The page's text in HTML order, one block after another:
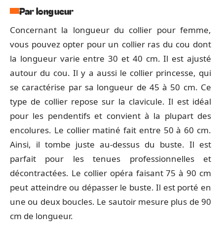
Par longueur
Concernant la longueur du collier pour femme,
vous pouvez opter pour un collier ras du cou dont
la longueur varie entre 30 et 40 cm. Il est ajusté
autour du cou. Il y a aussi le collier princesse, qui
se caractérise par sa longueur de 45 à 50 cm. Ce
type de collier repose sur la clavicule. Il est idéal
pour les pendentifs et convient à la plupart des
encolures. Le collier matiné fait entre 50 à 60 cm.
Ainsi, il tombe juste au-dessus du buste. Il est
parfait pour les tenues professionnelles et
décontractées. Le collier opéra faisant 75 à 90 cm
peut atteindre ou dépasser le buste. Il est porté en
une ou deux boucles. Le sautoir mesure plus de 90
cm de longueur.